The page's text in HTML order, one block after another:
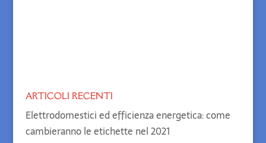
ARTICOLI RECENTI
Elettrodomestici ed efficienza energetica: come
cambieranno le etichette nel 2021